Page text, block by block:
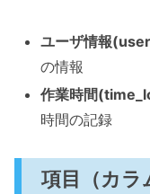
ユーザ情報
の情報
作業時間
時間の記録
項目（カラ